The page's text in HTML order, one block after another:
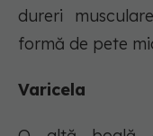
dureri
formă de pete
Varicela